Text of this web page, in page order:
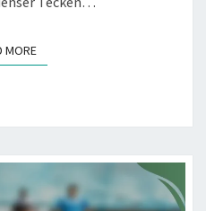
MOREREAD MORE